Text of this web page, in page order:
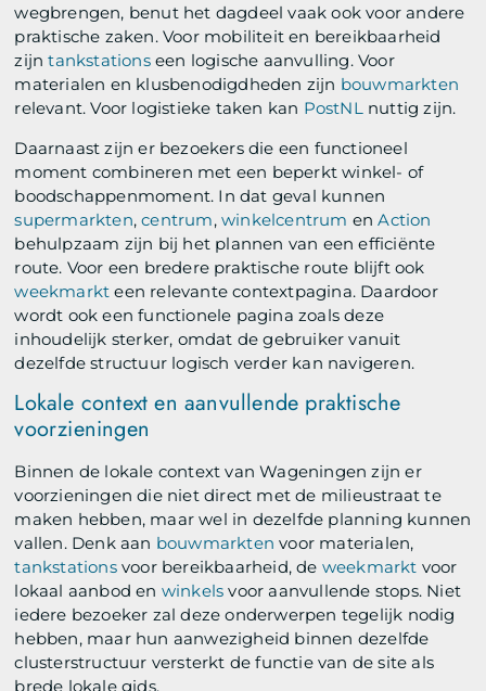
wegbrengen, benut het dagdeel vaak ook voor andere
praktische zaken. Voor mobiliteit en bereikbaarheid
zijntankstationseen logische aanvulling. Voor
materialen en klusbenodigdheden zijn bouwmarkten
relevant. Voor logistieke taken kan PostNLnuttig zijn.
Daarnaast zijn er bezoekers die een functioneel
moment combineren met een beperkt winkel- of
boodschappenmoment. In dat geval kunnen
supermarkten,centrum,winkelcentrum enAction
behulpzaam zijn bij het plannen van een efficiënte
route. Voor een bredere praktische route blijft ook
weekmarkt een relevante contextpagina. Daardoor
wordt ook een functionele pagina zoals deze
inhoudelijk sterker, omdat de gebruiker vanuit
dezelfde structuur logisch verder kan navigeren.
Lokale context en aanvullende praktische
voorzieningen
Binnen de lokale context van Wageningen zijn er
voorzieningen die niet direct met de milieustraat te
maken hebben, maar wel in dezelfde planning kunnen
vallen. Denk aan bouwmarkten voor materialen,
tankstationsvoor bereikbaarheid, de weekmarkt voor
lokaal aanbod en winkels voor aanvullende stops. Niet
iedere bezoeker zal deze onderwerpen tegelijk nodig
hebben, maar hun aanwezigheid binnen dezelfde
clusterstructuur versterkt de functie van de site als
brede lokale gids.